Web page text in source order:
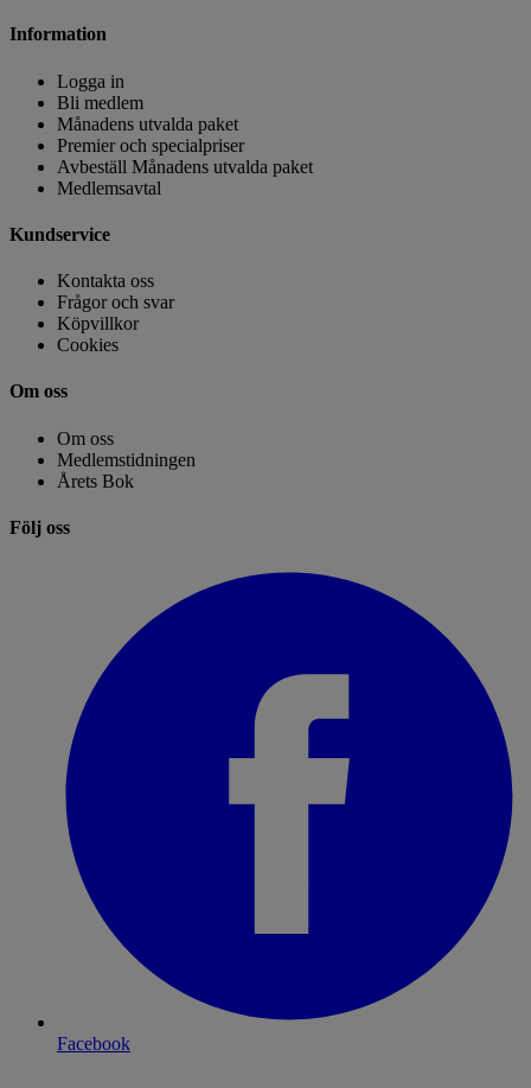
Information
Logga in
Bli medlem
Månadens utvalda paket
Premier och specialpriser
Avbeställ Månadens utvalda paket
Medlemsavtal
Kundservice
Kontakta oss
Frågor och svar
Köpvillkor
Cookies
Om oss
Om oss
Medlemstidningen
Årets Bok
Följ oss
Facebook